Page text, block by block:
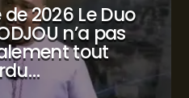
2026 Le Duo
n’a pas
tout